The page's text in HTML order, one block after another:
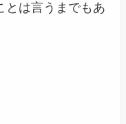
とは言うまでもあ